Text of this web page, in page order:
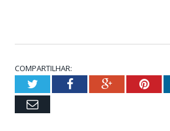
COMPARTILHAR:
TwitterFacebookGoogle+
Email